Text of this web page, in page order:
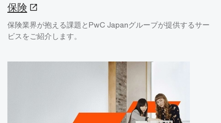
保険
保険業界が抱える課題とPwC Japanグループが提供するサー
ビスをご紹介します。